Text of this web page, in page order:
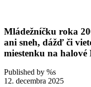
Mládežníčku roka
ani sneh, dážď či
miestenku na
Published by %s
12. decembra 2025